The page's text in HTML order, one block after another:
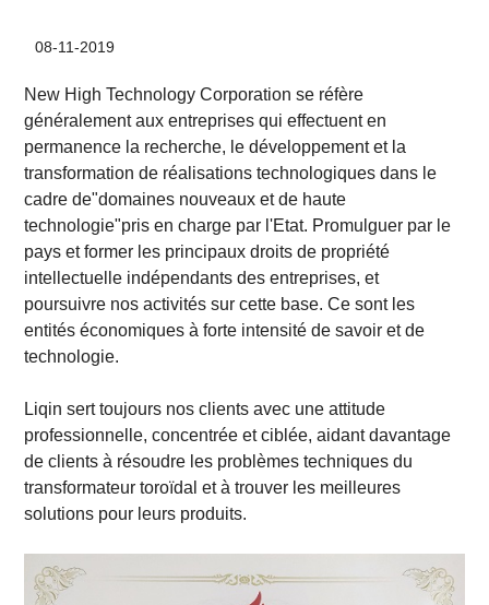
08-11-2019
New High Technology Corporation se réfère
généralement aux entreprises qui effectuent en
permanence la recherche, le développement et la
transformation de réalisations technologiques dans le
cadre de"domaines nouveaux et de haute
technologie"pris en charge par l'Etat. Promulguer par le
pays et former les principaux droits de propriété
intellectuelle indépendants des entreprises, et
poursuivre nos activités sur cette base. Ce sont les
entités économiques à forte intensité de savoir et de
technologie.
Liqin sert toujours nos clients avec une attitude
professionnelle, concentrée et ciblée, aidant davantage
de clients à résoudre les problèmes techniques du
transformateur toroïdal et à trouver les meilleures
solutions pour leurs produits.